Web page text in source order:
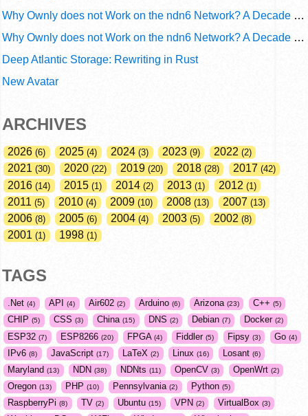
Why Ownly does not Work on the ndn6 Network? A Decade of Policy-Blind Routing
Why Ownly does not Work on the ndn6 Network? A Decade of #2856
Deep Atlantic Storage: Rewriting in Rust
New Avatar
ARCHIVES
2026 6 2025 4 2024 3 2023 9 2022 2
2021 30 2020 22 2019 20 2018 28 2017 42
2016 14 2015 1 2014 2 2013 1 2012 1
2011 5 2010 4 2009 10 2008 13 2007 13
2006 8 2005 6 2004 4 2003 5 2002 8
2001 1 1998 1
TAGS
.Net 4 API 4 Air602 2 Arduino 6 Arizona 23 C++ 5
CHIP 5 CSS 3 China 15 DNS 2 Debian 7 Docker 2
ESP32 7 ESP8266 20 FPGA 4 Fiddler 5 Fipsy 3 Go 4
IPv6 8 JavaScript 17 LaTeX 2 Linux 16 Losant 6
Maryland 13 NDN 38 NDNts 11 OpenCV 3 OpenWrt 2
Oregon 13 PHP 10 Pennsylvania 2 Python 5
RaspberryPi 8 TV 2 Ubuntu 15 VPN 2 VirtualBox 3